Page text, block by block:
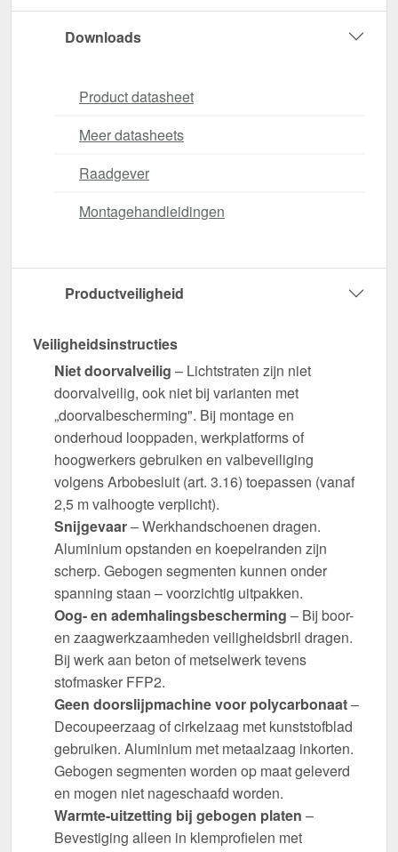
Downloads
Product datasheet
Meer datasheets
Raadgever
Montagehandleidingen
Productveiligheid
Veiligheidsinstructies
Niet doorvalveilig – Lichtstraten zijn niet
doorvalveilig, ook niet bij varianten met
„doorvalbescherming". Bij montage en
onderhoud looppaden, werkplatforms of
hoogwerkers gebruiken en valbeveiliging
volgens Arbobesluit (art. 3.16) toepassen (vanaf
2,5 m valhoogte verplicht).
Snijgevaar– Werkhandschoenen dragen.
Aluminium opstanden en koepelranden zijn
scherp. Gebogen segmenten kunnen onder
spanning staan – voorzichtig uitpakken.
Oog- en ademhalingsbescherming – Bij boor-
en zaagwerkzaamheden veiligheidsbril dragen.
Bij werk aan beton of metselwerk tevens
stofmasker FFP2.
Geen doorslijpmachine voor polycarbonaat–
Decoupeerzaag of cirkelzaag met kunststofblad
gebruiken. Aluminium met metaalzaag inkorten.
Gebogen segmenten worden op maat geleverd
en mogen niet nageschaafd worden.
Warmte-uitzetting bij gebogen platen –
Bevestiging alleen in klemprofielen met